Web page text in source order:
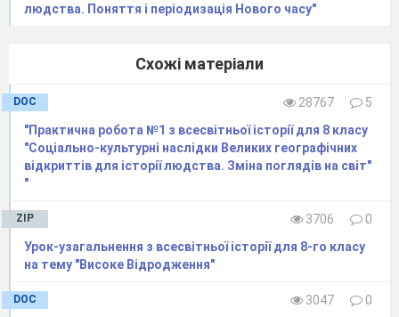
Мал. Війна за незалежність Англійських
колоній в Америці. Утворення Сполучених Штатів
Америки
Англійські колонії простяглися на сотні кілометрів
людства. Поняття і періодизація Нового часу"
Схожі матеріали
DOC 28767
5
"Практична робота №1 з всесвітньої історії для 8 класу
"Соціально-культурні наслідки Великих географічних
відкриттів для історії людства. Зміна поглядів на світ"
"
ZIP 3706
0
Урок-узагальнення з всесвітньої історії для 8-го класу
на тему "Високе Відродження"
DOC 3047
0